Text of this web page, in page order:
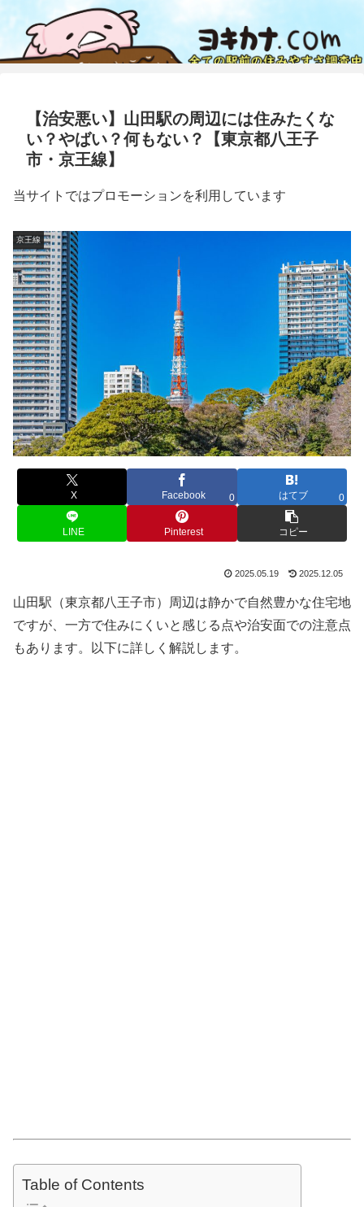
【治安悪い】山田駅の周辺には住みたくな
い？やばい？何もない？【東京都八王子
市・京王線】
当サイトではプロモーションを利用しています
京王線
X Facebook 0 はてブ 0
LINE Pinterest コピー
2025.05.19 2025.12.05
山田駅（東京都八王子市）周辺は静かで自然豊かな住宅地
ですが、一方で住みにくいと感じる点や治安面での注意点
もあります。以下に詳しく解説します。
Table of Contents